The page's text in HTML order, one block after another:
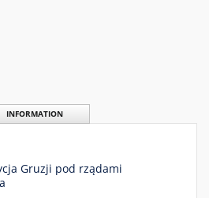
INFORMATION
Gruzji pod rządami